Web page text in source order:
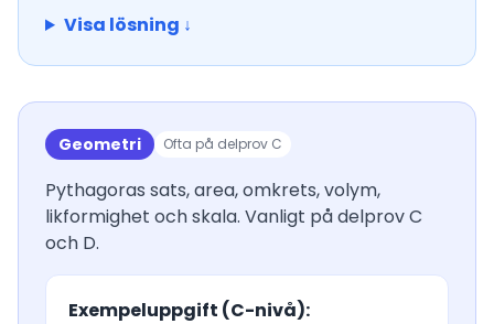
Visa lösning ↓
Geometri Ofta på delprov C
Pythagoras sats, area, omkrets, volym,
likformighet och skala. Vanligt på delprov C
och D.
Exempeluppgift (C-nivå):